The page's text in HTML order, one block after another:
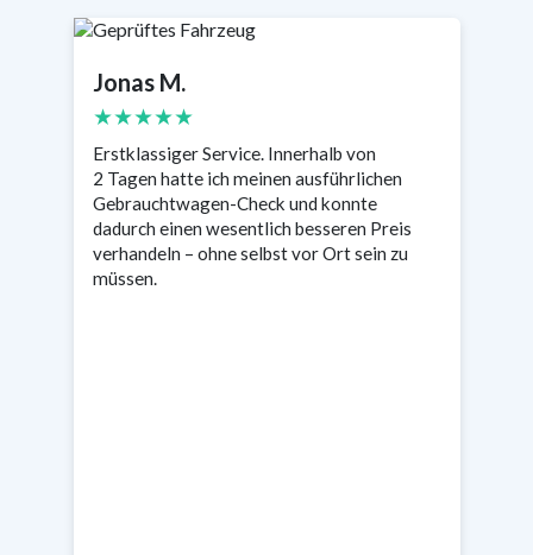
Jonas M.
★★★★★
Erstklassiger Service. Innerhalb von
2 Tagen hatte ich meinen ausführlichen
Gebrauchtwagen-Check und konnte
dadurch einen wesentlich besseren Preis
verhandeln – ohne selbst vor Ort sein zu
müssen.